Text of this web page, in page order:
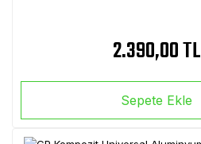
2.390,00 TL
Sepete Ekle